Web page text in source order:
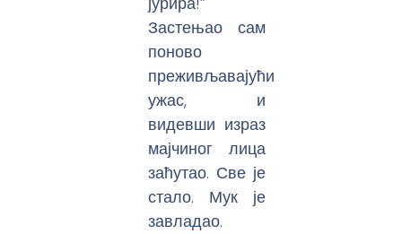
Застењао сам
поново
преживљавајући
ужас, и
видевши израз
мајчиног лица
заћутао. Све је
стало. Мук је
завладао.